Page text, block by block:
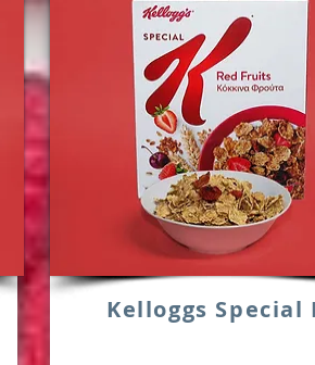
Kelloggs Special